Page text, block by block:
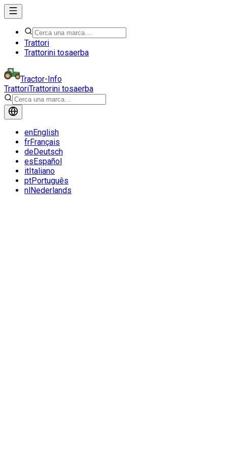
Trattori
Trattorini tosaerba
Tractor-Info
TrattoriTrattorini tosaerba
enEnglish
frFrançais
deDeutsch
esEspañol
itItaliano
ptPortuguês
nlNederlands